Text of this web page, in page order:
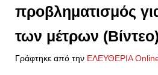
προβληματισμός
των μέτρων (Βίντεο)
Γράφτηκε από την ΕΛΕΥΘΕΡΙΑ